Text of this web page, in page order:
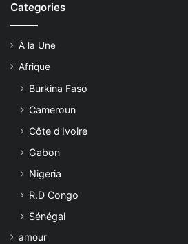
Categories
À la Une
Afrique
Burkina Faso
Cameroun
Côte d'Ivoire
Gabon
Nigeria
R.D Congo
Sénégal
amour